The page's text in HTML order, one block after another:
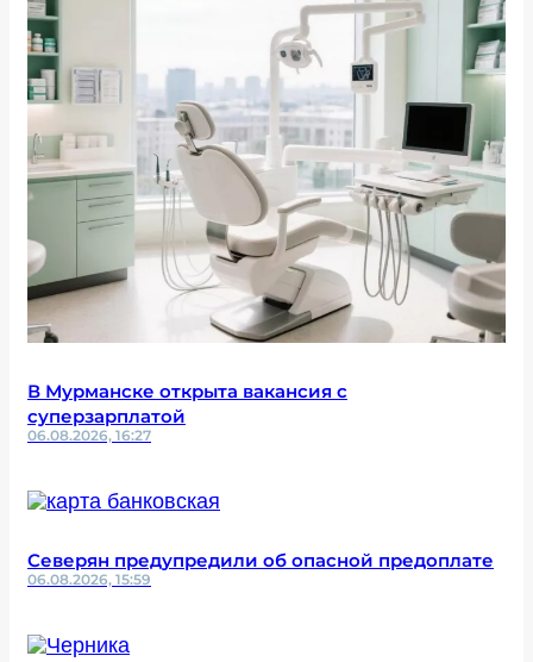
В Мурманске открыта вакансия с
суперзарплатой
06.08.2026, 16:27
Северян предупредили об опасной предоплате
06.08.2026, 15:59